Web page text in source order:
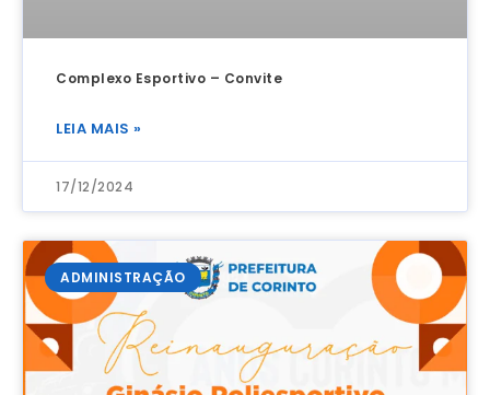
Complexo Esportivo – Convite
LEIA MAIS »
17/12/2024
ADMINISTRAÇÃO